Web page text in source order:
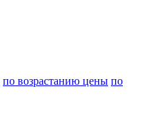
по возрастанию цены по